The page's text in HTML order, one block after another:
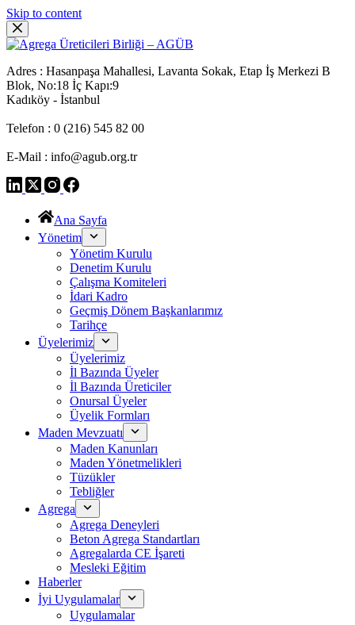
Skip to content
Adres : Hasanpaşa Mahallesi, Lavanta Sokak, Etap İş Merkezi B
Blok, No:18 İç Kapı:9
Kadıköy - İstanbul
Telefon : 0 (216) 545 82 00
E-Mail : info@agub.org.tr
Ana Sayfa
Yönetim
Yönetim Kurulu
Denetim Kurulu
Çalışma Komiteleri
İdari Kadro
Geçmiş Dönem Başkanlarımız
Tarihçe
Üyelerimiz
Üyelerimiz
İl Bazında Üyeler
İl Bazında Üreticiler
Onursal Üyeler
Üyelik Formları
Maden Mevzuatı
Maden Kanunları
Maden Yönetmelikleri
Tüzükler
Tebliğler
Agrega
Agrega Deneyleri
Beton Agrega Standartları
Agregalarda CE İşareti
Mesleki Eğitim
Haberler
İyi Uygulamalar
Uygulamalar